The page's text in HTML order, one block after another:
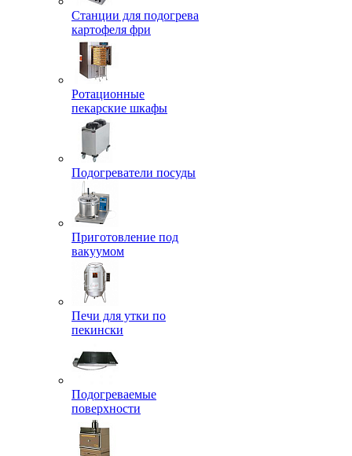
Станции для подогрева
картофеля фри
Ротационные
пекарские шкафы
Подогреватели посуды
Приготовление под
вакуумом
Печи для утки по
пекински
Подогреваемые
поверхности